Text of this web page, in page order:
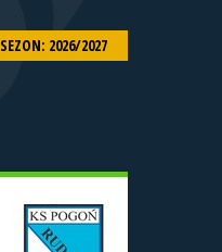
SEZON: 2026/2027